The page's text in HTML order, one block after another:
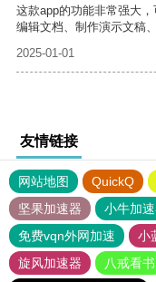
这款app的功能非常强大
编辑文档、制作演示文稿
2025-01-01
友情链接
网站地图 QuickQ
坚果加速器
小牛加
免费vqn外网加速
小
旋风加速器
八戒看书